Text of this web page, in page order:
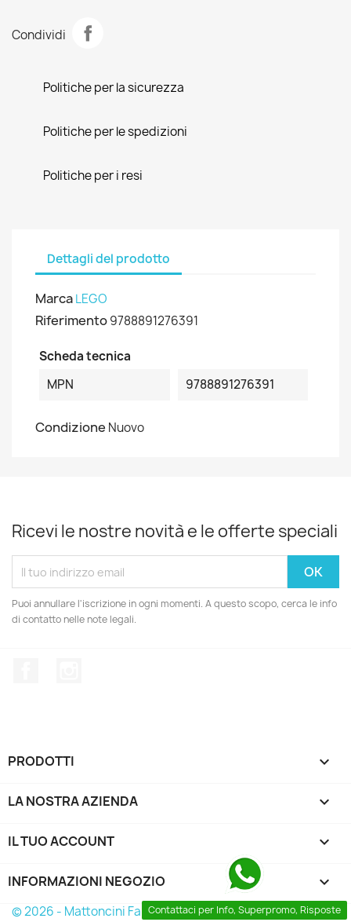
Condividi
Politiche per la sicurezza
Politiche per le spedizioni
Politiche per i resi
Dettagli del prodotto
MarcaLEGO
Riferimento9788891276391
Scheda tecnica
MPN
9788891276391
Condizione Nuovo
Ricevi le nostre novità e le offerte speciali
Puoi annullare l'iscrizione in ogni momenti. A questo scopo, cerca le info
di contatto nelle note legali.
PRODOTTI 
LA NOSTRA AZIENDA 
IL TUO ACCOUNT 
INFORMAZIONI NEGOZIO keyboard_arrow_down
Contattaci per Info, Superpromo, Risposte
© 2026 - Mattoncini Famosi